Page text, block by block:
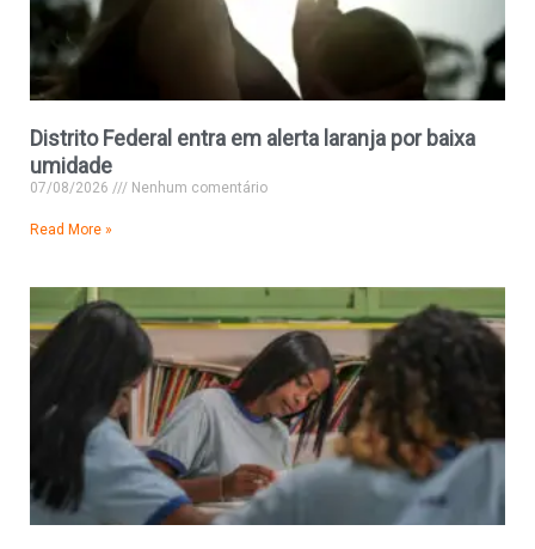
Distrito Federal entra em alerta laranja por baixa
umidade
07/08/2026 Nenhum comentário
Read More »